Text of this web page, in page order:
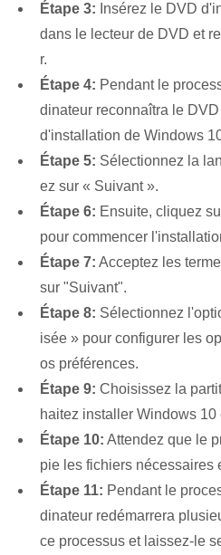
Étape 3: Insérez le DVD
dans le lecteur de DVD et
r.
Étape 4: Pendant le
dinateur reconnaîtra le
d'installation de Windows
Étape 5: Sélectionnez la
ez sur « Suivant ».
Étape 6: Ensuite, cliquez
pour commencer
Étape 7: Acceptez les
sur "Suivant".
Étape 8: Sélectionnez
isée » pour configurer les
os préférences.
Étape 9: Choisissez la
haitez installer Windows
Étape 10: Attendez que le
pie les fichiers nécessaires
Étape 11: Pendant le
dinateur redémarrera
ce processus et laissez-le